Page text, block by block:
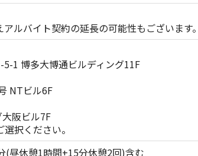
ルバイト契約の延長の可能性もございます。
1 博多大博通ビルディング11F
NTビル6F
阪ビル7F
択ください。
休憩1時間+15分休憩2回)含む